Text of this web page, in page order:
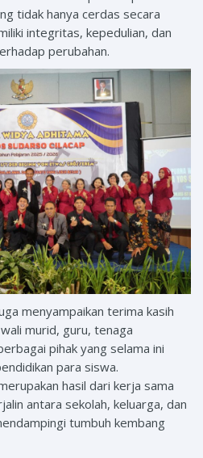
tidak hanya cerdas secara
integritas, kepedulian, dan
perubahan.
menyampaikan terima kasih
murid, guru, tenaga
pihak yang selama ini
para siswa.
hasil dari kerja sama
antara sekolah, keluarga, dan
tumbuh kembang